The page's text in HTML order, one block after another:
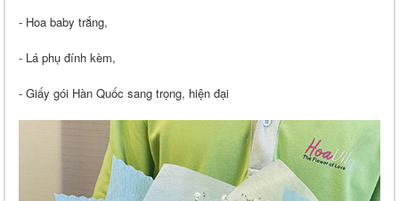
- Hoa baby trắng,
- Lá phụ đính kèm,
- Giấy gói Hàn Quốc sang trọng, hiện đại